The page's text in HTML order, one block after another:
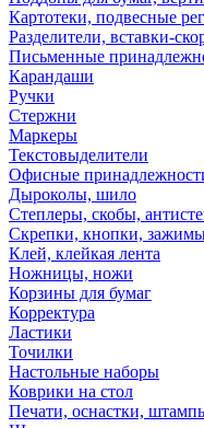
Картотеки, подвесные
Разделители, вставки-
Письменные
Карандаши
Ручки
Стержни
Маркеры
Текстовыделители
Офисные
Дыроколы, шило
Степлеры, скобы,
Скрепки, кнопки,
Клей, клейкая лента
Ножницы, ножи
Корзины для бумаг
Корректура
Ластики
Точилки
Настольные наборы
Коврики на стол
Печати, оснастки,